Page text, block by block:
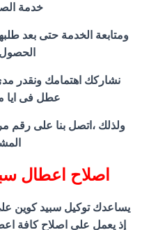
خدمة
ومتابعة الخدمة حتى بعد
نشاركك اهتمامك ونقدر
عطل فى ايا
ولذلك ،اتصل بنا على رقم
اصلاح اعطال
يساعدك توكيل سبيد كوين
إذ يعمل على اصلاح كافة